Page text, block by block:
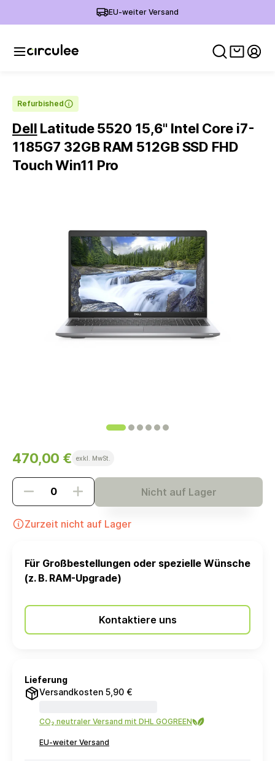
EU-weiter Versand
Refurbished
Dell Latitude 5520 15,6'' Intel Core i7-
1185G7 32GB RAM 512GB SSD FHD
Touch Win11 Pro
470,00 € exkl. MwSt.
Nicht auf Lager
Zurzeit nicht auf Lager
Für Großbestellungen oder spezielle Wünsche
(z. B. RAM-Upgrade)
Kontaktiere uns
Lieferung
Versandkosten 5,90 €
CO₂ neutraler Versand mit DHL GOGREEN
EU-weiter Versand